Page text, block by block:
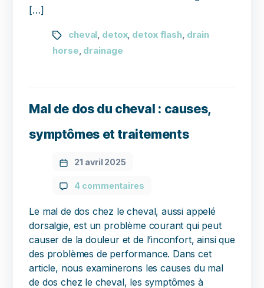
[…]
cheval detox, detox flash, drain
horse drainage
Mal de dos du cheval : causes,
symptômes et traitements
21 avril 2025
4 commentaires
Le mal de dos chez le cheval, aussi appelé
dorsalgie, est un problème courant qui peut
causer de la douleur et de l’inconfort, ainsi que
des problèmes de performance. Dans cet
article, nous examinerons les causes du mal
de dos chez le cheval, les symptômes à